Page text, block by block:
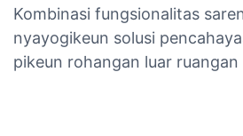
Kombinasi fungsionalitas
nyayogikeun solusi
pikeun rohangan luar ruangan